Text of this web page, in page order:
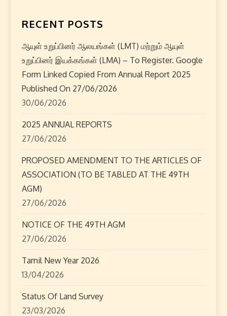
s
t
s
p
a
g
i
n
a
t
i
o
n
RECENT POSTS
ஆயுள் உறுப்பினர் ஆலயங்கள் (LMT) மற்றும் ஆயுள்
உறுப்பினர் இயக்கங்கள் (LMA) – To Register. Google
Form Linked Copied From Annual Report 2025
Published On 27/06/2026
30/06/2026
2025 ANNUAL REPORTS
27/06/2026
PROPOSED AMENDMENT TO THE ARTICLES OF
ASSOCIATION (TO BE TABLED AT THE 49TH
AGM)
27/06/2026
NOTICE OF THE 49TH AGM
27/06/2026
Tamil New Year 2026
13/04/2026
Status Of Land Survey
23/03/2026